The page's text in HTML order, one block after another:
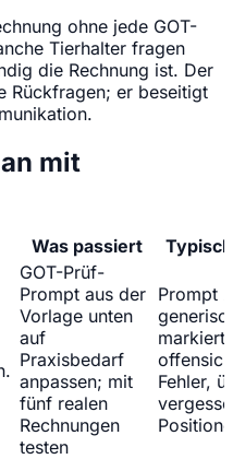
ohne jede GOT-
Tierhalter fragen
die Rechnung ist. Der
Rückfragen; er beseitigt
mit
Was passiert
GOT-Prüf-
Prompt aus der
Vorlage unten
auf
Praxisbedarf
anpassen; mit
fünf realen
Rechnungen
testen
Prompt
markiert
Fehler,